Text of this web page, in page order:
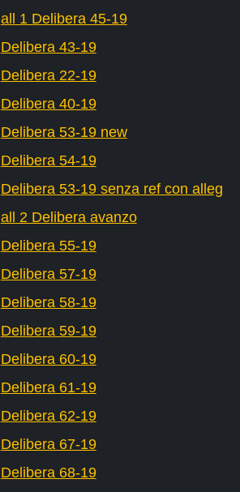
all 1 Delibera 45-19
Delibera 43-19
Delibera 22-19
Delibera 40-19
Delibera 53-19 new
Delibera 54-19
Delibera 53-19 senza ref con alleg
all 2 Delibera avanzo
Delibera 55-19
Delibera 57-19
Delibera 58-19
Delibera 59-19
Delibera 60-19
Delibera 61-19
Delibera 62-19
Delibera 67-19
Delibera 68-19